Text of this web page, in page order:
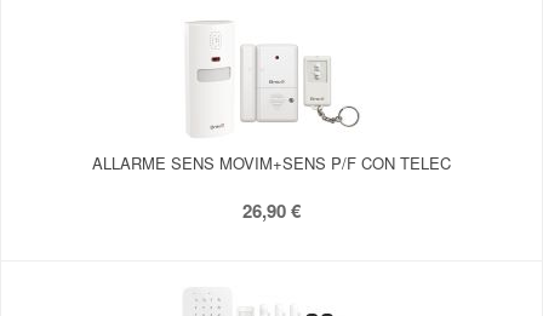
ALLARME SENS MOVIM+SENS P/F CON TELEC
26,90 €